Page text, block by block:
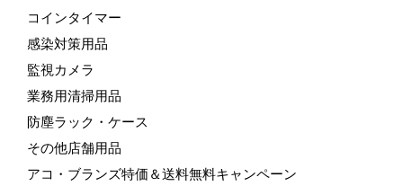
コインタイマー
感染対策用品
監視カメラ
業務用清掃用品
防塵ラック・ケース
その他店舗用品
アコ・ブランズ特価＆送料無料キャンペーン